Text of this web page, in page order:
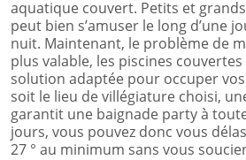
aquatique couvert. Petits et
peut bien s’amuser le long d’une
nuit. Maintenant, le problème de
plus valable, les piscines
solution adaptée pour occuper
soit le lieu de villégiature choisi,
garantit une baignade party à
jours, vous pouvez donc vous
27 ° au minimum sans vous